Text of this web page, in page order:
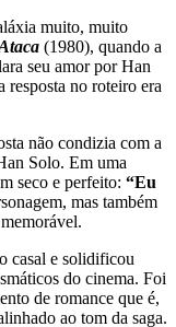
muito, muito
(1980), quando a
seu amor por Han
no roteiro era
não condizia com a
Solo. Em uma
seco e perfeito: “Eu
mas também
casal e solidificou
do cinema. Foi
de romance que é,
ao tom da saga.